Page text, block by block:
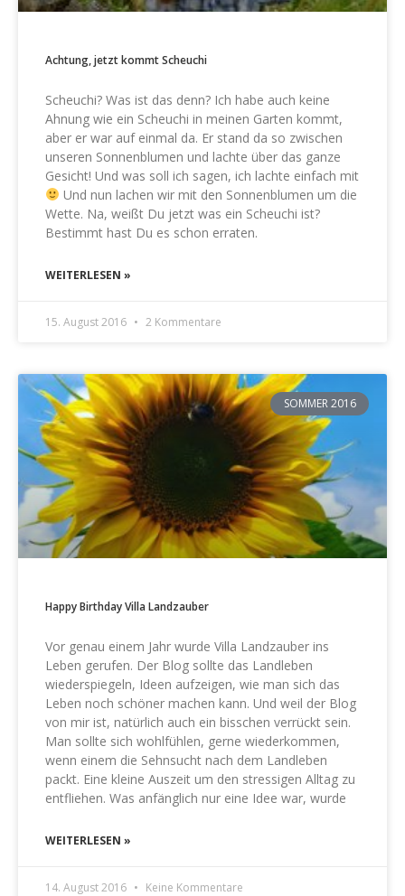
Achtung, jetzt kommt Scheuchi
Scheuchi? Was ist das denn? Ich habe auch keine
Ahnung wie ein Scheuchi in meinen Garten kommt,
aber er war auf einmal da. Er stand da so zwischen
unseren Sonnenblumen und lachte über das ganze
Gesicht! Und was soll ich sagen, ich lachte einfach mit
Und nun lachen wir mit den Sonnenblumen um die
Wette. Na, weißt Du jetzt was ein Scheuchi ist?
Bestimmt hast Du es schon erraten.
WEITERLESEN »
15. August 2016 2 Kommentare
SOMMER 2016
Happy Birthday Villa Landzauber
Vor genau einem Jahr wurde Villa Landzauber ins
Leben gerufen. Der Blog sollte das Landleben
wiederspiegeln, Ideen aufzeigen, wie man sich das
Leben noch schöner machen kann. Und weil der Blog
von mir ist, natürlich auch ein bisschen verrückt sein.
Man sollte sich wohlfühlen, gerne wiederkommen,
wenn einem die Sehnsucht nach dem Landleben
packt. Eine kleine Auszeit um den stressigen Alltag zu
entfliehen. Was anfänglich nur eine Idee war, wurde
WEITERLESEN »
14. August 2016 Keine Kommentare